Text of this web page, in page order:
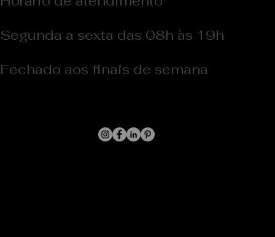
Segunda a sexta das 08h às 19h
Fechado aos finais de semana